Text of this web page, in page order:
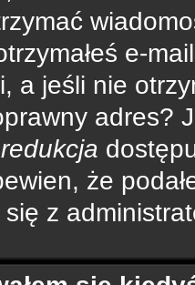
e-
a jeśli nie
adres?
redukcja
że
z